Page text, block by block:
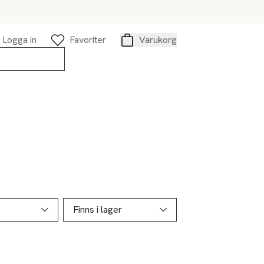
Logga in
Favoriter
Varukorg
Finns i lager